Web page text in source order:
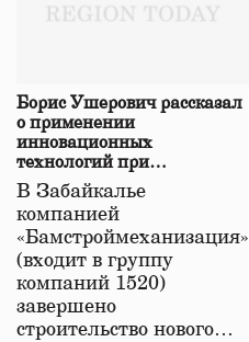
Борис Ушерович рассказал
о применении
инновационных
технологий при
строительстве нового моста
в Забайкалье
В Забайкалье
компанией
«Бамстроймеханизация»
(входит в группу
компаний 1520)
завершено
строительство нового…